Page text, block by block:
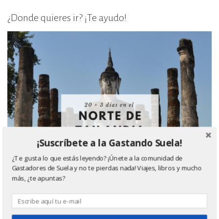
¿Donde quieres ir? ¡Te ayudo!
¡Suscríbete a la Gastando Suela!
¿Te gusta lo que estás leyendo? ¡Únete a la comunidad de
Gastadores de Suela y no te pierdas nada! Viajes, libros y mucho
más, ¿te apuntas?